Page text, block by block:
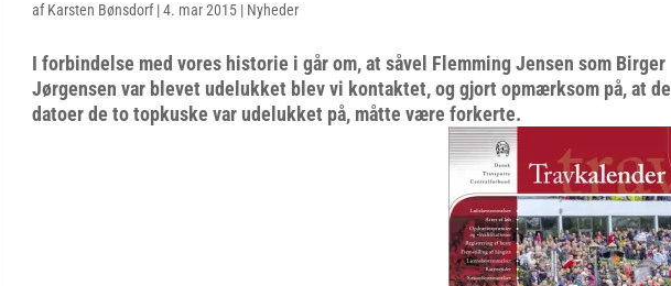
afKarsten Bønsdorf|4. mar 2015 | Nyheder
I forbindelse med vores historie i går om, at såvel Flemming Jensen som Birger
Jørgensen var blevet udelukket blev vi kontaktet, og gjort opmærksom på, at de
datoer de to topkuske var udelukket på, måtte være forkerte.